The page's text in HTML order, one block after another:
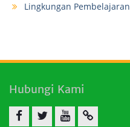
Lingkungan Pembelajaran
Hubungi Kami